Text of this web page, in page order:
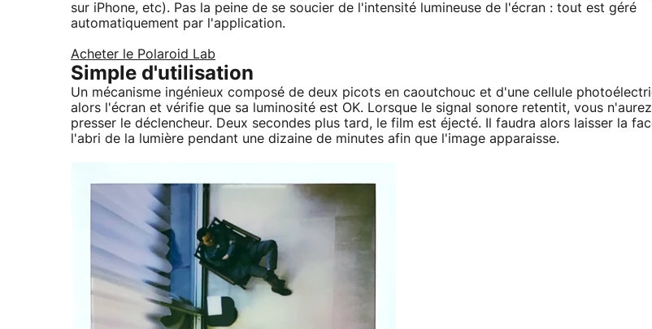
sur iPhone, etc). Pas la peine de se soucier de l'intensité lumineuse de l'écran : tout est géré
automatiquement par l'application.
Acheter le Polaroid Lab
Simple d'utilisation
Un mécanisme ingénieux composé de deux picots en caoutchouc et d'une cellule
alors l'écran et vérifie que sa luminosité est OK. Lorsque le signal sonore retentit, vous
presser le déclencheur. Deux secondes plus tard, le film est éjecté. Il faudra alors laisser la
l'abri de la lumière pendant une dizaine de minutes afin que l'image apparaisse.